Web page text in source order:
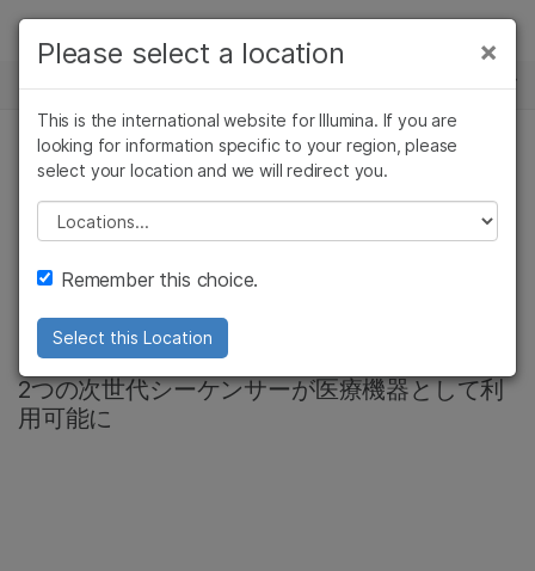
Skip to content
ソリューション
ラーニング
企業情報
サポート
お気に入りの分野を選択
ニュースセンター
MiSeq Dx システム
日本で医療機器とし
ての届出を完了
2つの次世代シーケンサーが医療機器として利
用可能に
×
Please select a location
This is the international website for Illumina. If you are
looking for information specific to your region, please
select your location and we will redirect you.
Please select a location
Remember this choice.
Select this Location
×
がん研究
微生物研究
農学研究
複雑な疾患
臨床オンコロジー
生殖医学
患研究